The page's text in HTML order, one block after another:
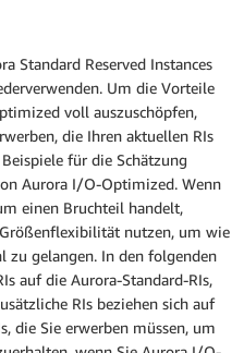
Standard Reserved Instances
Um die Vorteile
voll auszuschöpfen,
die Ihren aktuellen RIs
für die Schätzung
Aurora I/O-Optimized. Wenn
einen Bruchteil handelt,
nutzen, um wie
zu gelangen. In den folgenden
auf die Aurora-Standard-RIs,
RIs beziehen sich auf
die Sie erwerben müssen, um